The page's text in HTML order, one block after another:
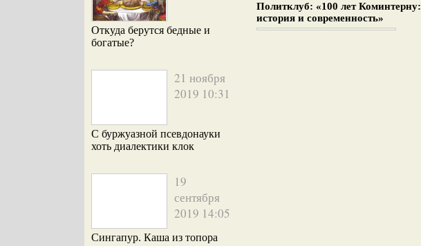
Откуда берутся бедные и
богатые?
21 ноября
2019 10:31
С буржуазной псевдонауки
хоть диалектики клок
19
сентября
2019 14:05
Сингапур. Каша из топора
Политклуб: «100 лет Коминтерну:
история и современность»